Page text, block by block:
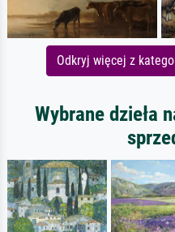
Odkryj więcej z
Wybrane dzieła